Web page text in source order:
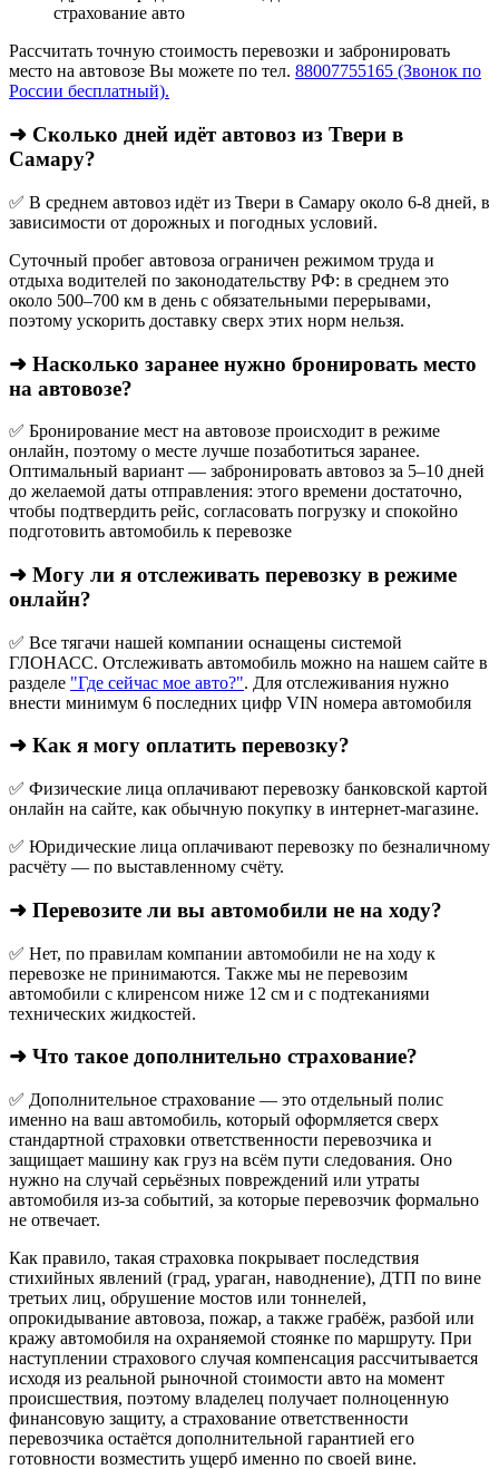
страхование авто
Рассчитать точную стоимость перевозки и забронировать
место на автовозе Вы можете по тел. 88007755165 (Звонок по
России бесплатный).
➜ Сколько дней идёт автовоз из Твери в
Самару?
✅ В среднем автовоз идёт из Твери в Самару около 6-8 дней, в
зависимости от дорожных и погодных условий.
Суточный пробег автовоза ограничен режимом труда и
отдыха водителей по законодательству РФ: в среднем это
около 500–700 км в день с обязательными перерывами,
поэтому ускорить доставку сверх этих норм нельзя.
➜ Насколько заранее нужно бронировать место
на автовозе?
✅ Бронирование мест на автовозе происходит в режиме
онлайн, поэтому о месте лучше позаботиться заранее.
Оптимальный вариант — забронировать автовоз за 5–10 дней
до желаемой даты отправления: этого времени достаточно,
чтобы подтвердить рейс, согласовать погрузку и спокойно
подготовить автомобиль к перевозке
➜ Могу ли я отслеживать перевозку в режиме
онлайн?
✅ Все тягачи нашей компании оснащены системой
ГЛОНАСС. Отслеживать автомобиль можно на нашем сайте в
разделе "Где сейчас мое авто?". Для отслеживания нужно
внести минимум 6 последних цифр VIN номера автомобиля
➜ Как я могу оплатить перевозку?
✅ Физические лица оплачивают перевозку банковской картой
онлайн на сайте, как обычную покупку в интернет‑магазине.
✅ Юридические лица оплачивают перевозку по безналичному
расчёту — по выставленному счёту.
➜ Перевозите ли вы автомобили не на ходу?
✅ Нет, по правилам компании автомобили не на ходу к
перевозке не принимаются. Также мы не перевозим
автомобили с клиренсом ниже 12 см и с подтеканиями
технических жидкостей.
➜ Что такое дополнительно страхование?
✅ Дополнительное страхование — это отдельный полис
именно на ваш автомобиль, который оформляется сверх
стандартной страховки ответственности перевозчика и
защищает машину как груз на всём пути следования. Оно
нужно на случай серьёзных повреждений или утраты
автомобиля из‑за событий, за которые перевозчик формально
не отвечает.​
Как правило, такая страховка покрывает последствия
стихийных явлений (град, ураган, наводнение), ДТП по вине
третьих лиц, обрушение мостов или тоннелей,
опрокидывание автовоза, пожар, а также грабёж, разбой или
кражу автомобиля на охраняемой стоянке по маршруту. При
наступлении страхового случая компенсация рассчитывается
исходя из реальной рыночной стоимости авто на момент
происшествия, поэтому владелец получает полноценную
финансовую защиту, а страхование ответственности
перевозчика остаётся дополнительной гарантией его
готовности возместить ущерб именно по своей вине.